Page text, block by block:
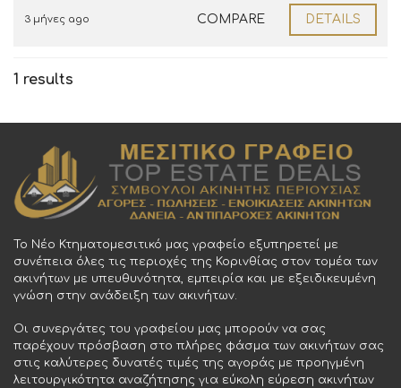
3 μήνες ago COMPARE DETAILS
1 results
Το Νέο Κτηματομεσιτικό μας γραφείο εξυπηρετεί με
συνέπεια όλες τις περιοχές της Κορινθίας στον τομέα των
ακινήτων με υπευθυνότητα, εμπειρία και με εξειδικευμένη
γνώση στην ανάδειξη των ακινήτων.
Οι συνεργάτες του γραφείου μας μπορούν να σας
παρέχουν πρόσβαση στο πλήρες φάσμα των ακινήτων σας
στις καλύτερες δυνατές τιμές της αγοράς με προηγμένη
λειτουργικότητα αναζήτησης για εύκολη εύρεση ακινήτων